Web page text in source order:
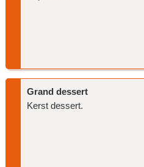
Grand dessert
Kerst dessert.